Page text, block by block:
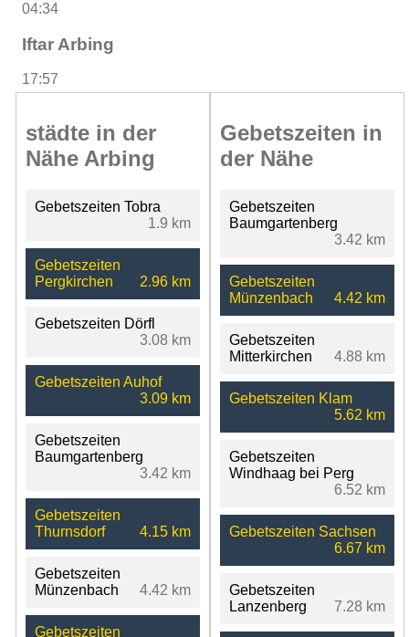
04:34
Iftar Arbing
17:57
städte in der
Nähe Arbing
Gebetszeiten Tobra
1.9 km
Gebetszeiten
Pergkirchen
2.96 km
Gebetszeiten Dörfl
3.08 km
Gebetszeiten Auhof
3.09 km
Gebetszeiten
Baumgartenberg
3.42 km
Gebetszeiten
Thurnsdorf
4.15 km
Gebetszeiten
Münzenbach
4.42 km
Gebetszeiten
Gebetszeiten in
der Nähe
Gebetszeiten
Baumgartenberg
3.42 km
Gebetszeiten
Münzenbach
4.42 km
Gebetszeiten
Mitterkirchen
4.88 km
Gebetszeiten Klam
5.62 km
Gebetszeiten
Windhaag bei Perg
6.52 km
Gebetszeiten Sachsen
6.67 km
Gebetszeiten
Lanzenberg
7.28 km